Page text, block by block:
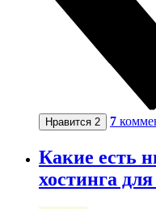
Нравится 2 7
Какие есть
хостинга